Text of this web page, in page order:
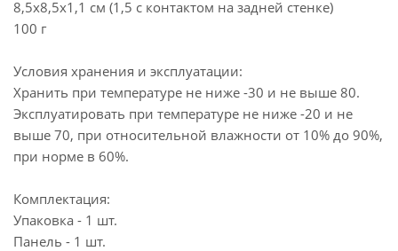
8,5х8,5х1,1 см (1,5 с контактом на задней стенке)
100 г
Условия хранения и эксплуатации:
Хранить при температуре не ниже -30 и не выше 80.
Эксплуатировать при температуре не ниже -20 и не
выше 70, при относительной влажности от 10% до 90%,
при норме в 60%.
Комплектация:
Упаковка - 1 шт.
Панель - 1 шт.